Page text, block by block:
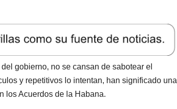
gobierno, no se cansan de sabotear el
y repetitivos lo intentan, han significado una
los Acuerdos de la Habana.